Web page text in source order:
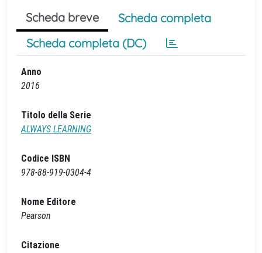
Scheda breve
Scheda completa
Scheda completa (DC)
Anno
2016
Titolo della Serie
ALWAYS LEARNING
Codice ISBN
978-88-919-0304-4
Nome Editore
Pearson
Citazione